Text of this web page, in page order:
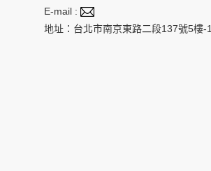
E-mail :
地址：台北市南京東路二段137號5樓-1